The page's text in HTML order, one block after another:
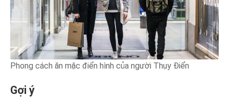
Phong cách ăn mặc điển hình của người Thụy Điển
Gợi ý